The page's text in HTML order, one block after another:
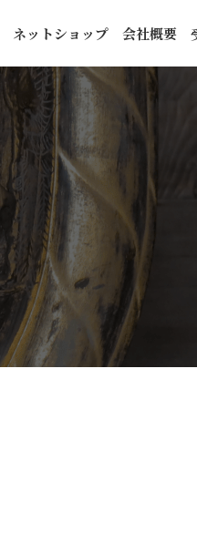
ネットショップ 会社概要